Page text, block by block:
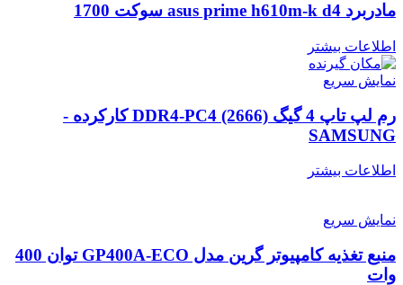
مادربرد asus prime h610m-k d4 سوکت 1700
اطلاعات بیشتر
نمایش سریع
رم لپ تاپ 4 گیگ DDR4-PC4 (2666) کارکرده -
SAMSUNG
اطلاعات بیشتر
نمایش سریع
منبع تغذیه کامپیوتر گرین مدل GP400A-ECO توان 400
وات